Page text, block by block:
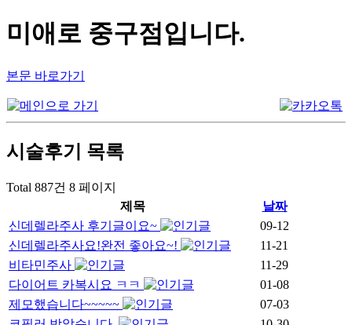
미애로 중구점입니다.
본문 바로가기
시술후기 목록
Total 887건 8 페이지
제목
날짜
신데렐라주사 후기글이요~
09-12
신데렐라주사요!완전 좋아요~!
11-21
비타민주사
11-29
다이어트 카복시요 ㅋㅋ
01-08
제모했습니다~~~~~
07-03